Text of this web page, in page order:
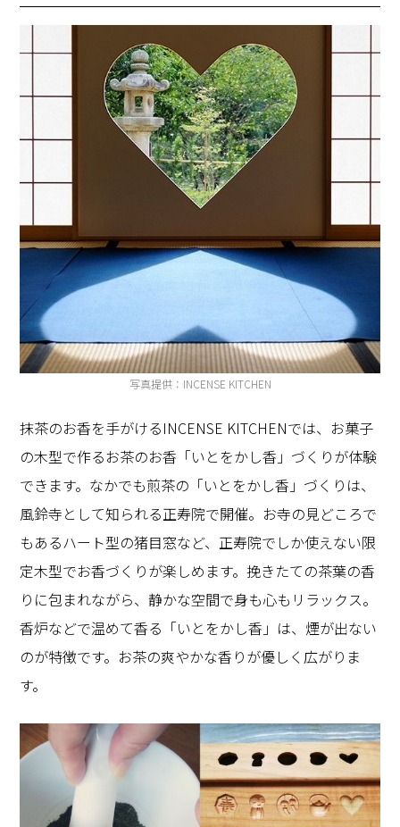
写真提供：INCENSE KITCHEN
抹茶のお香を手がけるINCENSE KITCHENでは、お菓子
の木型で作るお茶のお香「いとをかし香」づくりが体験
できます。なかでも煎茶の「いとをかし香」づくりは、
風鈴寺として知られる正寿院で開催。お寺の見どころで
もあるハート型の猪目窓など、正寿院でしか使えない限
定木型でお香づくりが楽しめます。挽きたての茶葉の香
りに包まれながら、静かな空間で身も心もリラックス。
香炉などで温めて香る「いとをかし香」は、煙が出ない
のが特徴です。お茶の爽やかな香りが優しく広がりま
す。